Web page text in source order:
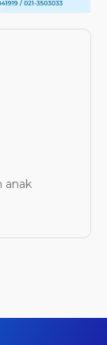
anak